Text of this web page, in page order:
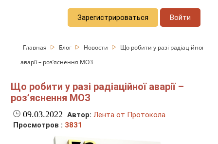
Зарегистрироваться Войти
Главная Блог Новости
Що робити у разі радіаційної
аварії – роз’яснення МОЗ
Що робити у разі радіаційної аварії –
роз’яснення МОЗ
09.03.2022 Автор: Лента от Протокола
Просмотров : 3831